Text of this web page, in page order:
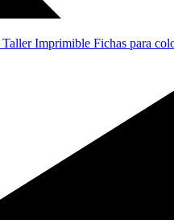
TallerImprimible Fichas para